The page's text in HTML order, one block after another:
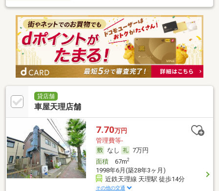
貸店舗
車屋天理店舗
7.70万円
管理費等-
なし
7万円
面積67m2
1998年6月(築28年3ヶ月)
近鉄天理線 天理駅 徒歩14分
その他の交通